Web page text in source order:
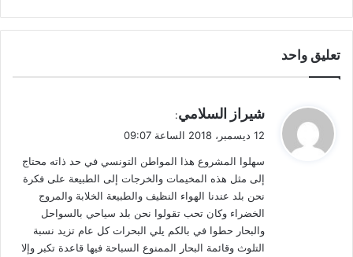
تعليق واحد
ي
ل
شيراز السلامي:
12 ديسمبر، 2018 الساعة 09:07
سهلوا المشروع هذا المواطن التونسي في حد ذاته محتاج
إلى مثل هذه المخيمات والخرجات إلى الطبيعة على فكرة
نحن بلد عندنا الهواء النظيف والطبيعة الخلابة والمروج
الخضراء وكان تحب تقولوا نحن بلد سياحي بالسواحل
والبحار حطوا في بالكم يلي البحرات كل عام تزيد نسبة
التلوث وقائمة البحار الممنوع السباحة فيها قاعدة تكبر وإلا